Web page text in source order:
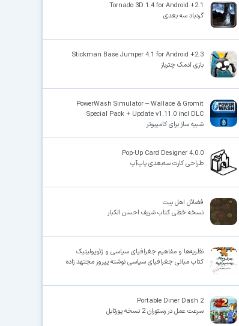
Tornado 3D 1.4 for Android +2.1
گردباد سه بعدی
Stickman Base Jumper 4.1 for Android +2.3
بازی آدمک چترباز
PowerWash Simulator – Wallace & Gromit
Special Pack + Update v1.11.0 incl DLC
شبیه ساز برای کامپیوتر
Pop-Up Card Designer 4.0.0
طراحی کارت سه‌بعدی پاپ‌آپ
فضائل اهل بیت
نسخه خطی کتاب شریف احسن الکبار
نظریه‌ها و مفاهیم جغرافیای سیاسی و ژئوپولیتیک
کتاب مبانی جغرافیای سیاسی نوشته پیروز مجتهد زاده
Portable Diner Dash 2
سرعت عمل در رستوران 2 نسخه پورتابل